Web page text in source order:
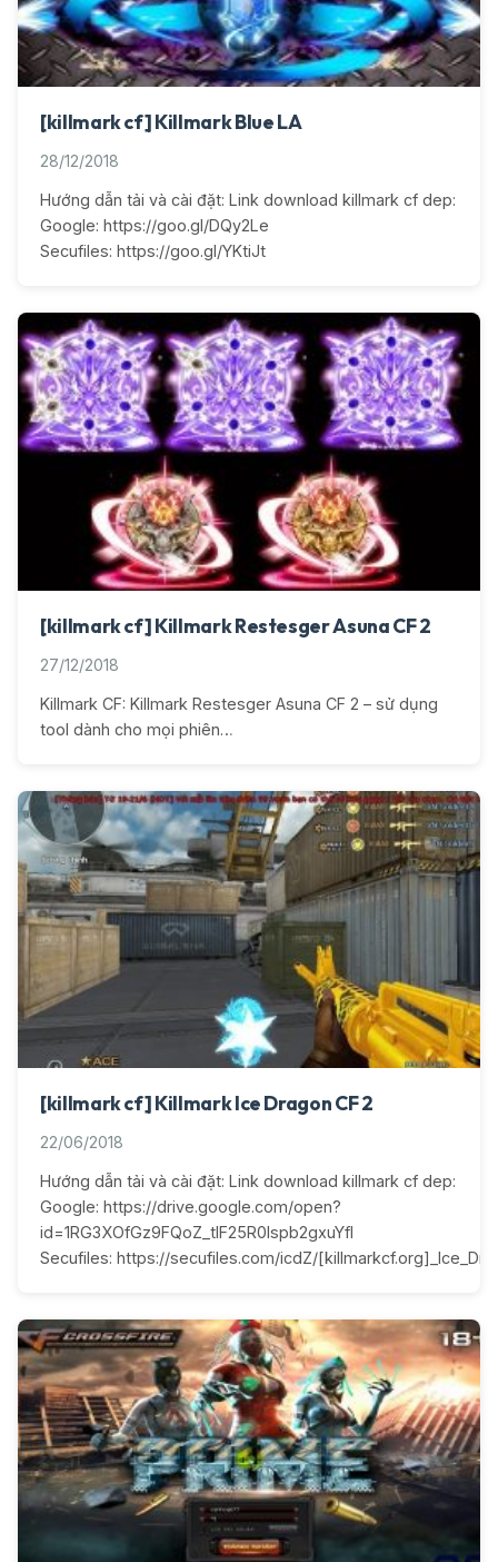
[killmark cf] Killmark Blue LA
28/12/2018
Hướng dẫn tải và cài đặt: Link download killmark cf dep:
Google: https://goo.gl/DQy2Le
Secufiles: https://goo.gl/YKtiJt
[killmark cf] Killmark Restesger Asuna CF 2
27/12/2018
Killmark CF: Killmark Restesger Asuna CF 2 – sử dụng
tool dành cho mọi phiên…
[killmark cf] Killmark Ice Dragon CF 2
22/06/2018
Hướng dẫn tải và cài đặt: Link download killmark cf dep:
Google: https://drive.google.com/open?
id=1RG3XOfGz9FQoZ_tlF25R0lspb2gxuYfI
Secufiles: https://secufiles.com/icdZ/